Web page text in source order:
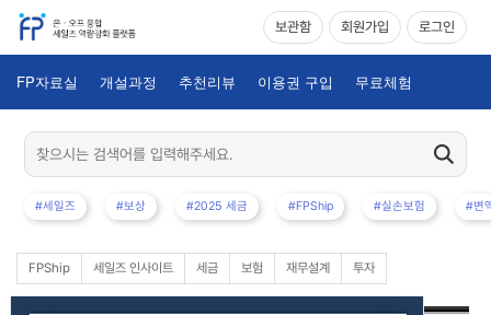
보관함 회원가입 로그인
FP자료실 개설과정 추천리뷰 이용권 구입 무료체험
#세일즈 #보상 #2025 세금 #FPShip #실손보험 #변
FPShip 세일즈 인사이트 세금 보험 재무설계 투자